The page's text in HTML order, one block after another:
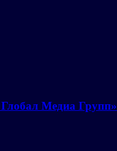
Медиа Групп»